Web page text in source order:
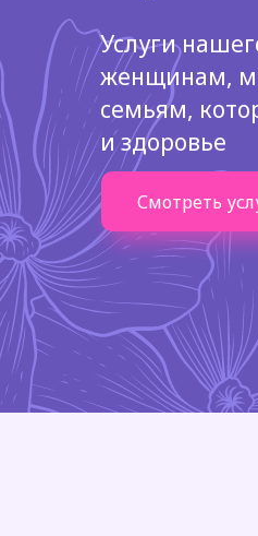
Услуги
женщинам,
семьям,
и здоровье
Смотреть